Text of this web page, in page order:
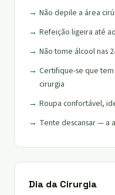
Não depile a área
Refeição ligeira até
Não tome álcool nas
Certifique-se que
cirurgia
Roupa confortável,
Tente descansar — a
Dia da Cirurgia